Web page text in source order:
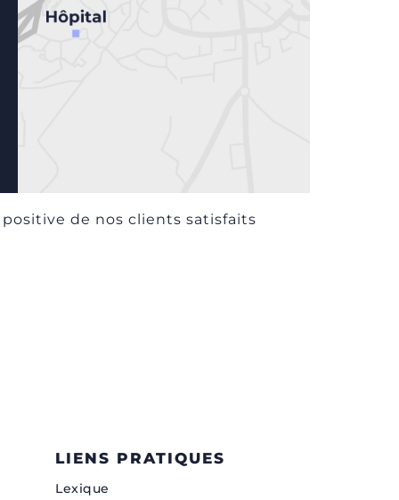
de nos clients satisfaits
LIENS PRATIQUES
Lexique